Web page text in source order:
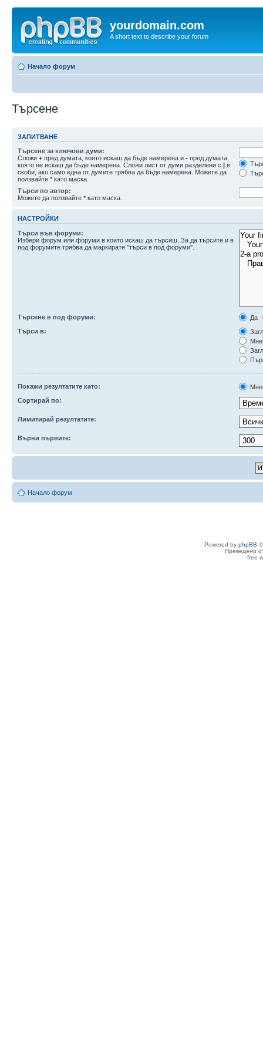
yourdomain.com
A short text to describe your forum
Начало форум
Търсене
ЗАПИТВАНЕ
Търсене за ключови думи:
Сложи + пред думата, която искаш да бъде намерена и - пред думата,
която не искаш да бъде намерена. Сложи лист от думи разделени с | в
скоби, ако само една от думите трябва да бъде намерена. Можете да
ползвайте * като маска.
Търси по автор:
Можете да ползвайте * като маска.
НАСТРОЙКИ
Търси във форуми:
Избери форум или форуми в които искаш да търсиш. За да търсите и в
под форумите трябва да маркирате "търси в под форуми".
Търсене в под форуми:
Да
Търси в:
Покажи резултатите като:
Сортирай по:
Лимитирай резултатите:
Върни първите:
Начало форум
Powered by phpBB
Преведено
free